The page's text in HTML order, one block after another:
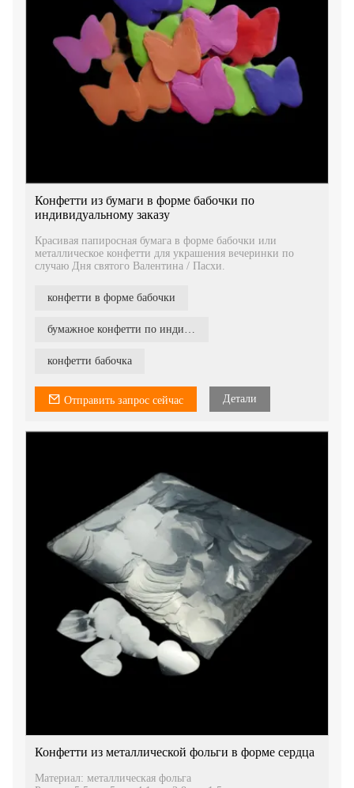
Конфетти из бумаги в форме бабочки по
индивидуальному заказу
Красивая папиросная бумага в форме бабочки или
металлическое конфетти для украшения вечеринки по
случаю Дня святого Валентина / Пасхи.
конфетти в форме бабочки
бумажное конфетти по индивидуальному заказу
конфетти бабочка
Отправить запрос сейчас Детали
Конфетти из металлической фольги в форме сердца
Материал: металлическая фольга